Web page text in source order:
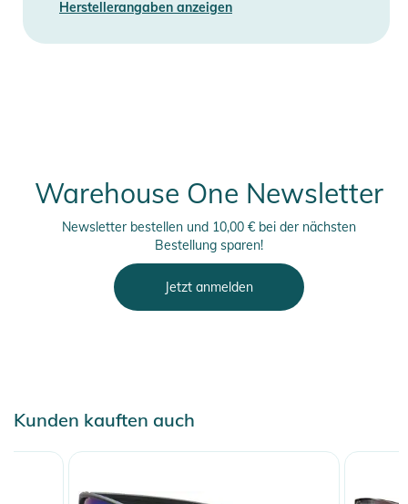
Herstellerangaben anzeigen
Warehouse One Newsletter
Newsletter bestellen und 10,00 € bei der nächsten
Bestellung sparen!
Jetzt anmelden
Kunden kauften auch